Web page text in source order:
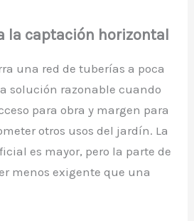
la captación horizontal
una red de tuberías a poca
solución razonable cuando
para obra y margen para
otros usos del jardín. La
es mayor, pero la parte de
menos exigente que una